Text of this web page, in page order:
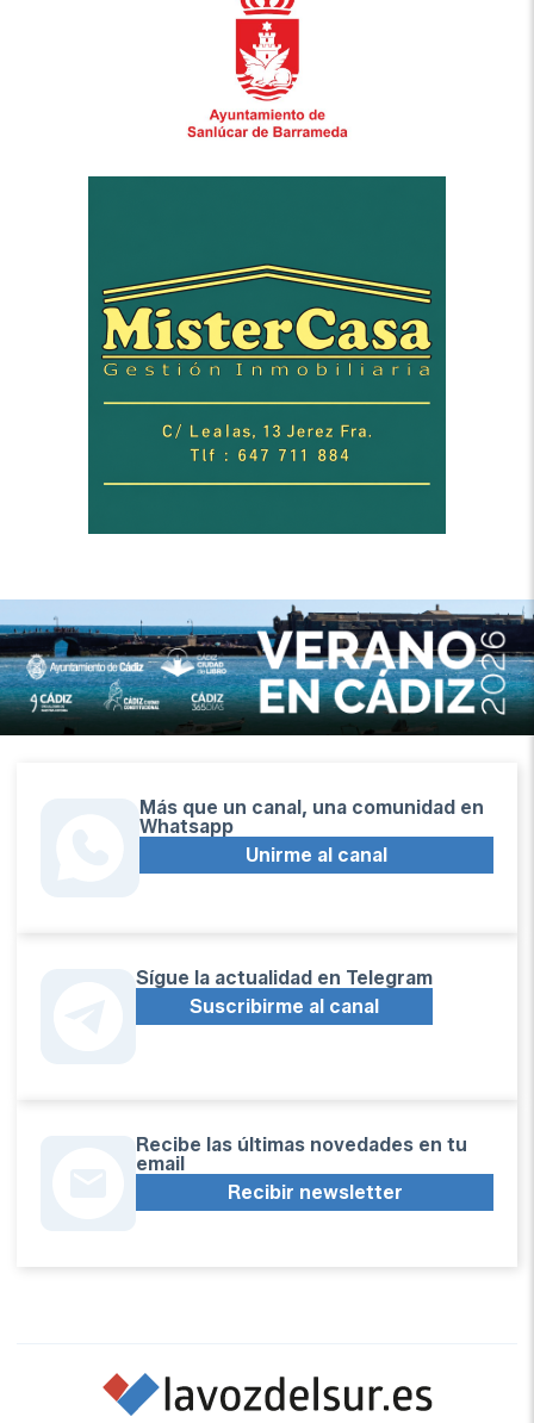
Más que un canal, una comunidad en
Whatsapp
Unirme al canal
Sígue la actualidad en Telegram
Suscribirme al canal
Recibe las últimas novedades en tu
email
Recibir newsletter